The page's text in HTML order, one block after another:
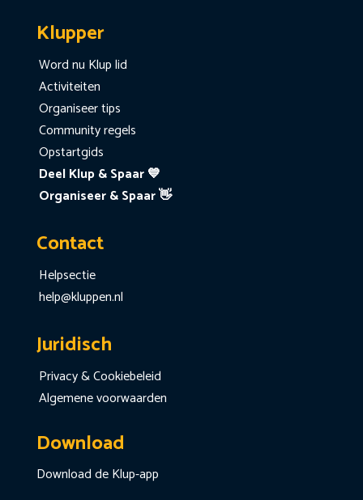
Klupper
Word nu Klup lid
Activiteiten
Organiseer tips
Community regels
Opstartgids
Deel Klup & Spaar 💙
Organiseer & Spaar 👋
Contact
Helpsectie
help@kluppen.nl
Juridisch
Privacy & Cookiebeleid
Algemene voorwaarden
Download
Download de Klup-app